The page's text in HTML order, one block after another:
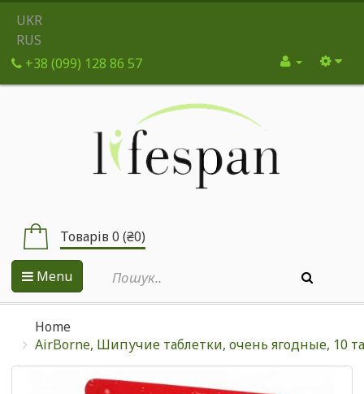
UKR
RUS
+38 (099) 128 86 57
Товарів 0 (₴0)
Menu
Home
AirBorne, Шипучие таблетки, очень ягодные, 10